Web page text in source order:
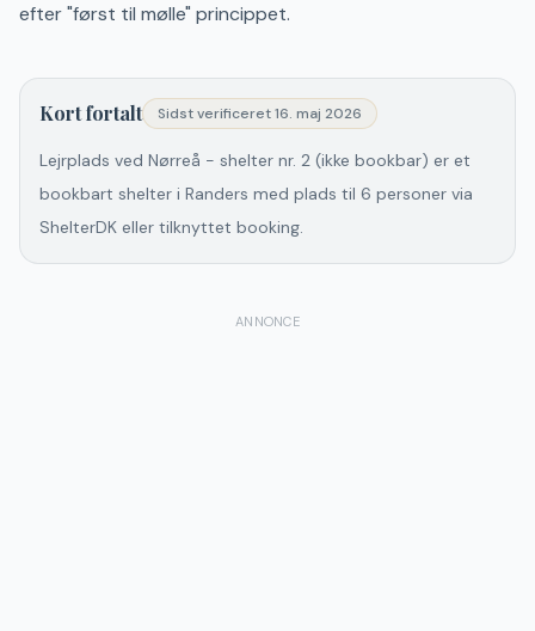
efter "først til mølle" princippet.
Kort fortalt Sidst verificeret16. maj 2026
Lejrplads ved Nørreå - shelter nr. 2 (ikke bookbar) er et
bookbart shelter i Randers med plads til 6 personer via
ShelterDK eller tilknyttet booking.
ANNONCE